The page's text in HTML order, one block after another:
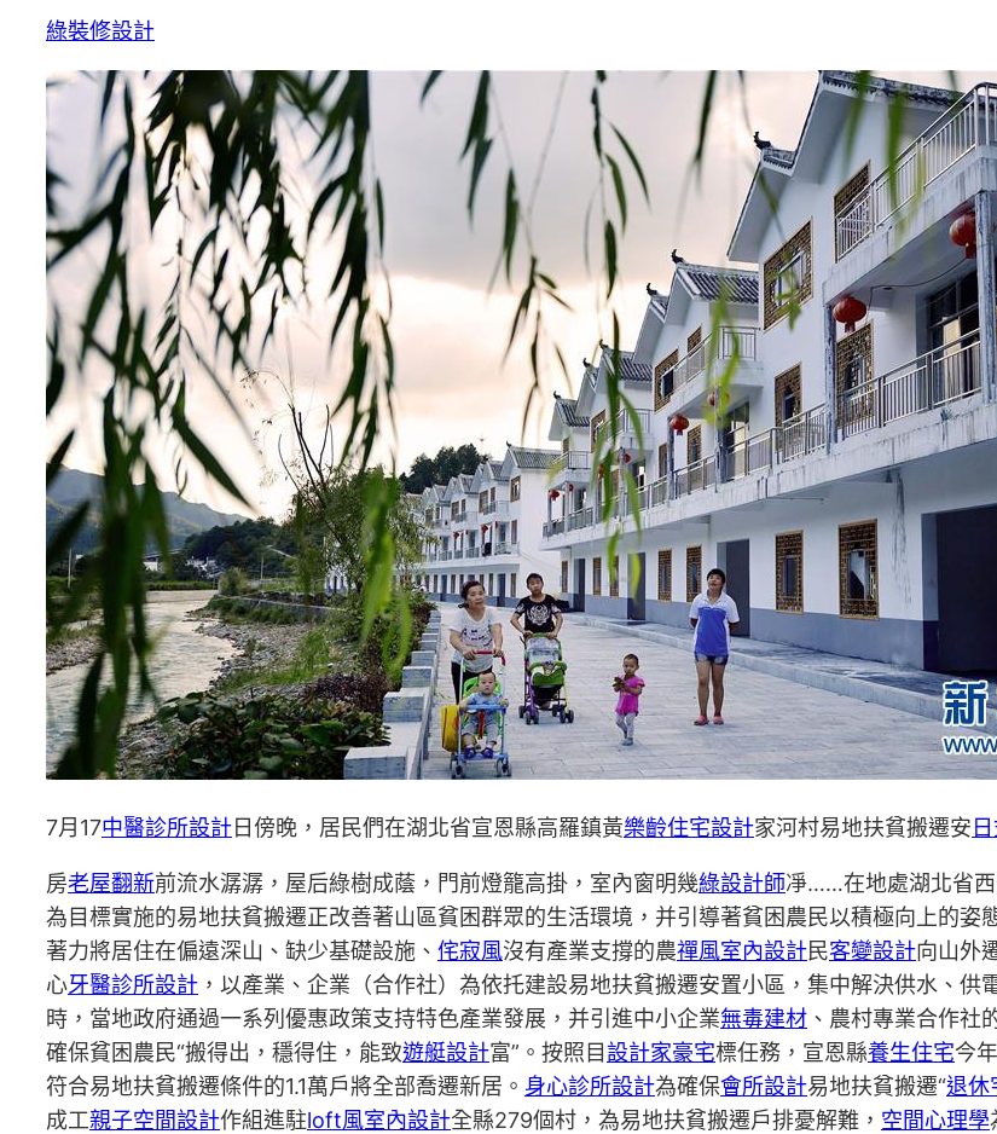
綠裝修設計
7月17中醫診所設計日傍晚，居民們在湖北省宣恩縣高羅鎮黃樂齡住宅設計家河村易地扶貧搬遷安
房老屋翻新前流水潺潺，屋后綠樹成蔭，門前燈籠高掛，室內窗明幾綠設計師凈……在地處湖北省
為目標實施的易地扶貧搬遷正改善著山區貧困群眾的生活環境，并引導著貧困農民以積極向上的姿
著力將居住在偏遠深山、缺少基礎設施、 侘寂風沒有產業支撐的農禪風室內設計民客變設計向山外
心牙醫診所設計 ，以產業、企業（合作社）為依托建設易地扶貧搬遷安置小區，集中解決供水、供
時，當地政府通過一系列優惠政策支持特色產業發展，并引進中小企業無毒建材 、農村專業合作社
確保貧困農民“搬得出，穩得住，能致遊艇設計富”。按照目設計家豪宅標任務，宣恩縣養生住宅今
符合易地扶貧搬遷條件的1.1萬戶將全部喬遷新居。 身心診所設計為確保會所設計易地扶貧搬遷“退休
成工親子空間設計作組進駐loft風室內設計全縣279個村，為易地扶貧搬遷戶排憂解難， 空間心理學